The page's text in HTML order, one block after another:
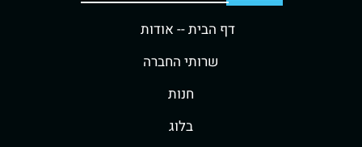
דף הבית -- אודות
שרותי החברה
חנות
בלוג